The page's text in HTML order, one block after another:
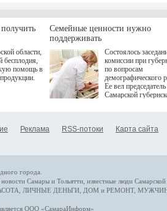
определенными
К ним можно
возникающие при
данными
более динамичного
проникновения
сегмент
отраслевое
рассказала Ольга
ходе сессии
качества жизни" в
ПМЭФ 2025. В
области,
бесплодия,
помощь в
Семейные ценности нужно
поддерживать
Состоялось
комиссии при
по вопросам
демографического
Ее вел председатель
Самарской
Реклама RSS-потоки Карта сайта
города.
Самары и Тольятти, известные люди
ЛИЧНЫЕ ДЕНЬГИ ДОМ и РЕМОНТ,
ООО «СамараИнформ»